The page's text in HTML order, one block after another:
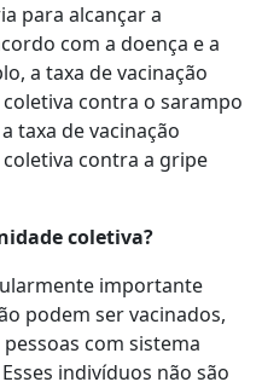
para alcançar a
com a doença e a
a taxa de vacinação
contra o sarampo
taxa de vacinação
contra a gripe
coletiva?
importante
podem ser vacinados,
com sistema
indivíduos não são